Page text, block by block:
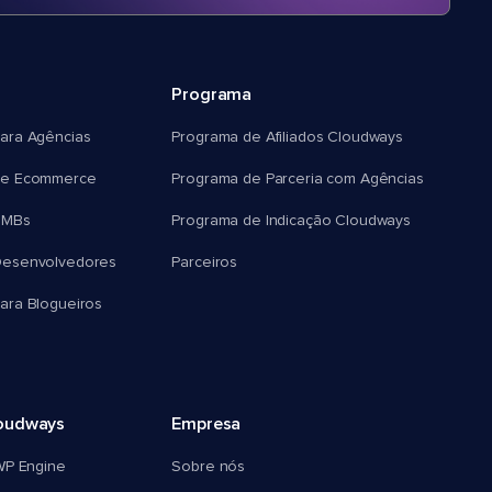
Agências
Ecommerce
Blogueiros
Programa
Programa de Afiliados Cloudways
Programa de Parceria com Agências
Programa de Indicação Cloudways
Parceiros
Engine
Empresa
Sobre nós